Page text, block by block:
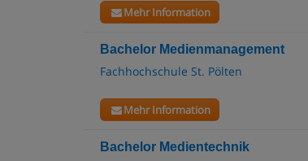
Mehr Information
Bachelor Medienmanagement
Fachhochschule St. Pölten
Mehr Information
Bachelor Medientechnik